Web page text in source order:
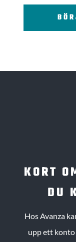
KORT
DU
Hos Avanza
upp ett